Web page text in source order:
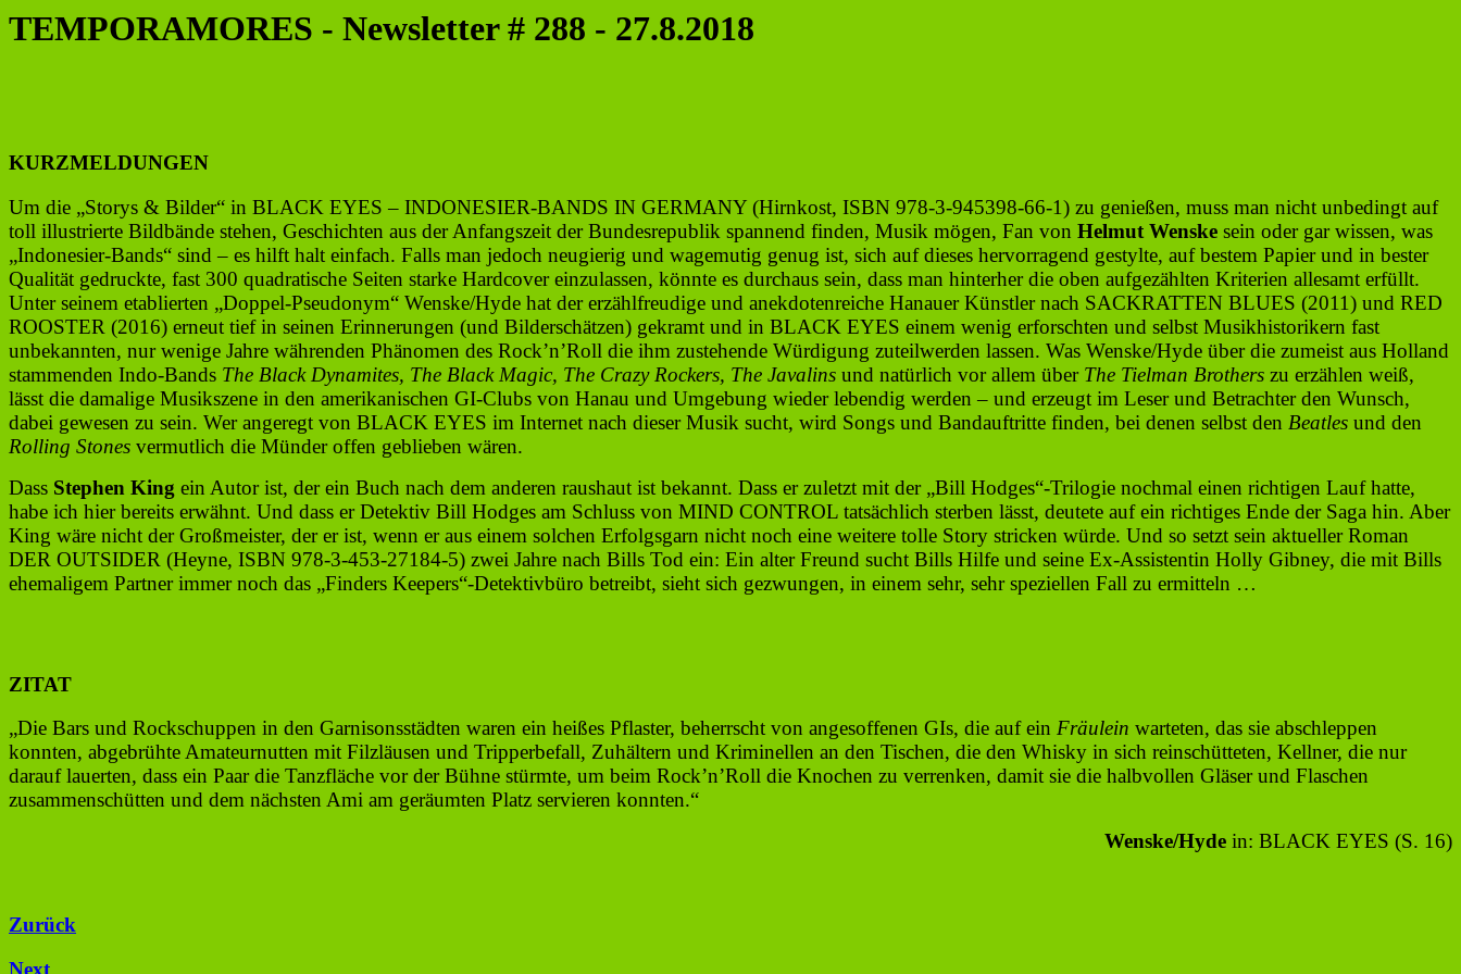
TEMPORAMORES - Newsletter # 288 - 27.8.2018
KURZMELDUNGEN
Um die „Storys & Bilder“ in BLACK EYES – INDONESIER-BANDS IN GERMANY (Hirnkost, ISBN 978-3-945398-66-1) zu genießen, muss man nicht unbedingt auf
toll illustrierte Bildbände stehen, Geschichten aus der Anfangszeit der Bundesrepublik spannend finden, Musik mögen, Fan von Helmut Wenske sein oder gar wissen, was
„Indonesier-Bands“ sind – es hilft halt einfach. Falls man jedoch neugierig und wagemutig genug ist, sich auf dieses hervorragend gestylte, auf bestem Papier und in bester
Qualität gedruckte, fast 300 quadratische Seiten starke Hardcover einzulassen, könnte es durchaus sein, dass man hinterher die oben aufgezählten Kriterien allesamt erfüllt.
Unter seinem etablierten „Doppel-Pseudonym“ Wenske/Hyde hat der erzählfreudige und anekdotenreiche Hanauer Künstler nach SACKRATTEN BLUES (2011) und RED
ROOSTER (2016) erneut tief in seinen Erinnerungen (und Bilderschätzen) gekramt und in BLACK EYES einem wenig erforschten und selbst Musikhistorikern fast
unbekannten, nur wenige Jahre währenden Phänomen des Rock’n’Roll die ihm zustehende Würdigung zuteil­werden lassen. Was Wenske/Hyde über die zumeist aus Holland
stammenden Indo-Bands The Black Dynamites, The Black Magic, The Crazy Rockers, The Javalins und natürlich vor allem über The Tielman Brothers zu erzählen weiß,
lässt die damalige Musikszene in den ameri­kanischen GI-Clubs von Hanau und Umgebung wieder lebendig werden – und erzeugt im Leser und Betrachter den Wunsch,
dabei gewesen zu sein. Wer angeregt von BLACK EYES im Internet nach dieser Musik sucht, wird Songs und Bandauftritte finden, bei denen selbst den Beatles und den
Rolling Stones vermutlich die Münder offen geblieben wären.
Dass Stephen King ein Autor ist, der ein Buch nach dem anderen raushaut ist bekannt. Dass er zuletzt mit der „Bill Hodges“-Trilogie nochmal einen richtigen Lauf hatte,
habe ich hier bereits erwähnt. Und dass er Detektiv Bill Hodges am Schluss von MIND CONTROL tatsächlich sterben lässt, deutete auf ein richtiges Ende der Saga hin. Aber
King wäre nicht der Großmeister, der er ist, wenn er aus einem solchen Erfolgsgarn nicht noch eine weitere tolle Story stricken würde. Und so setzt sein aktueller Roman
DER OUTSIDER (Heyne, ISBN 978-3-453-27184-5) zwei Jahre nach Bills Tod ein: Ein alter Freund sucht Bills Hilfe und seine Ex-Assistentin Holly Gibney, die mit Bills
ehemaligem Partner immer noch das „Finders Keepers“-Detektivbüro betreibt, sieht sich gezwungen, in einem sehr, sehr speziellen Fall zu ermitteln …
ZITAT
„Die Bars und Rockschuppen in den Garnisonsstädten waren ein heißes Pflaster, beherrscht von angesoffenen GIs, die auf ein Fräulein warteten, das sie abschleppen
konnten, abgebrühte Amateurnutten mit Filzläusen und Tripperbefall, Zuhältern und Kriminellen an den Tischen, die den Whisky in sich reinschütteten, Kellner, die nur
darauf lauerten, dass ein Paar die Tanzfläche vor der Bühne stürmte, um beim Rock’n’Roll die Knochen zu verrenken, damit sie die halbvollen Gläser und Flaschen
zusammenschütten und dem nächsten Ami am geräumten Platz servieren konnten.“
Wenske/Hyde in: BLACK EYES (S. 16)
Zurück
Next